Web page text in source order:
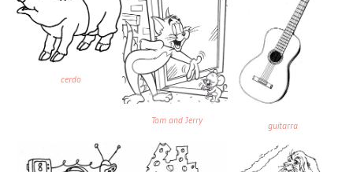
cerdo
Tom and Jerry guitarra